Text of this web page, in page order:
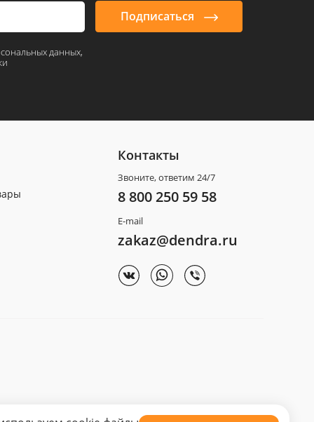
Подписаться
данных,
Контакты
Звоните, ответим 24/7
8 800 250 59 58
E-mail
zakaz@dendra.ru